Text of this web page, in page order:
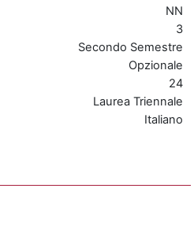
NN
3
Secondo Semestre
Opzionale
24
Laurea Triennale
Italiano